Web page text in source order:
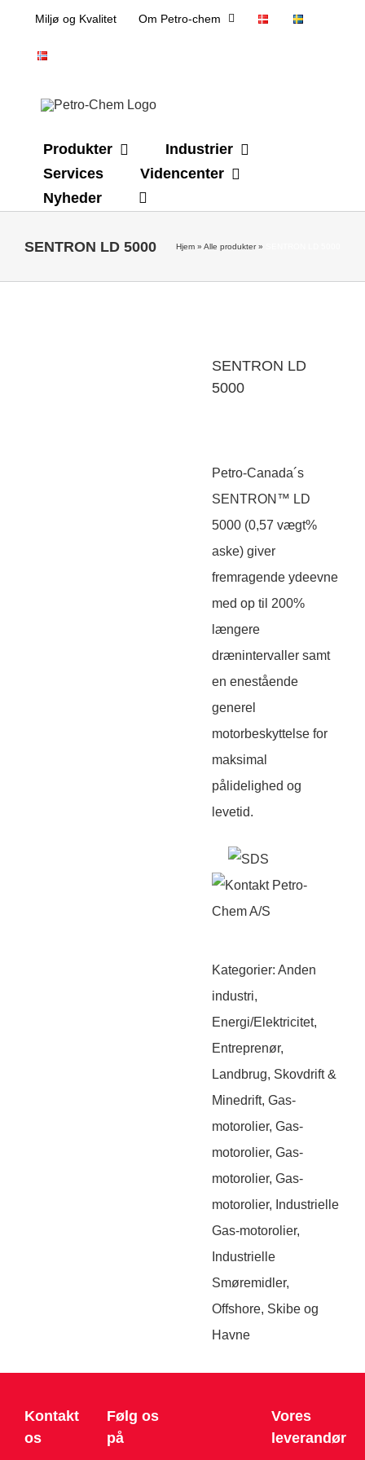
content
Miljø og Kvalitet Om Petro-chem
Produkter
Industrier
Services
Videncenter
Nyheder
SENTRON LD 5000 Hjem » Alle produkter»
SENTRON LD
5000
Petro-Canada´s
SENTRON™ LD
5000 (0,57 vægt%
aske) giver
fremragende ydeevne
med op til 200%
længere
drænintervaller samt
en enestående
generel
motorbeskyttelse for
maksimal
pålidelighed og
levetid.
Kategorier: Anden
industri,
Energi/Elektricitet,
Entreprenør,
Landbrug, Skovdrift &
Minedrift, Gas-
motorolier, Gas-
motorolier, Gas-
motorolier, Gas-
motorolier, Industrielle
Gas-motorolier,
Industrielle
Smøremidler,
Offshore, Skibe og
Havne
Kontakt
os
Følg os
på
Vores
leverandør